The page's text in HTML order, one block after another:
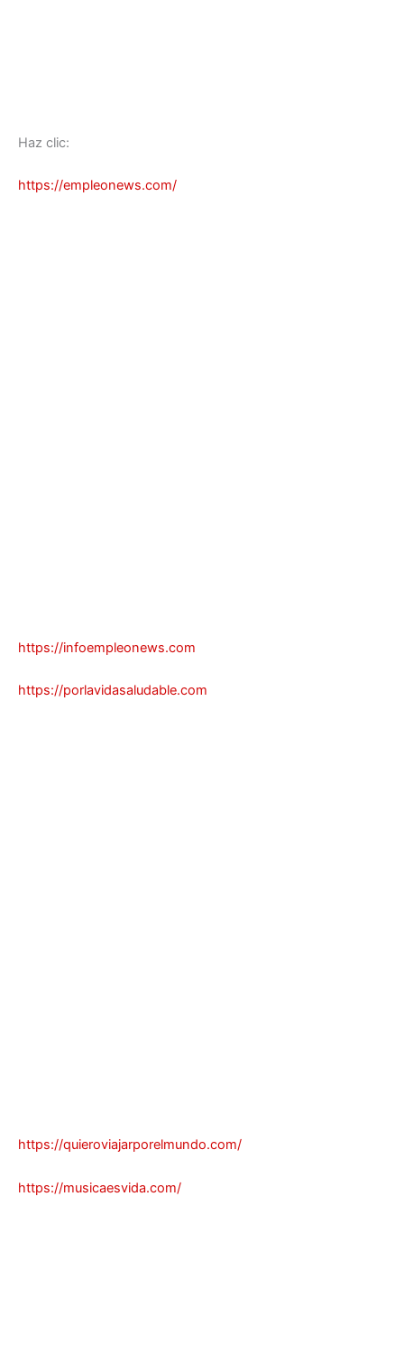
Haz clic:
https://empleonews.com/
https://infoempleonews.com
https://porlavidasaludable.com
https://quieroviajarporelmundo.com/
https://musicaesvida.com/